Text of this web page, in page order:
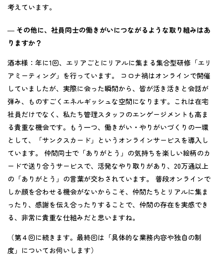
考えています。
― その他に、社員同士の働きがいにつながるような取り組みはあ
りますか？
酒本様： 年に1回、エリアごとにリアルに集まる集合型研修「エリ
アミーティング」を行っています。 コロナ禍はオンラインで開催
していましたが、実際に会った瞬間から、皆が活き活きと会話が
弾み、ものすごくエネルギッシュな空間になります。これは在宅
社員だけでなく、私たち管理スタッフのエンゲージメントも高ま
る貴重な機会です。もう一つ、働きがい・やりがいづくりの一環
として、「サンクスカード」というオンラインサービスを導入し
ています。 仲間同士で「ありがとう」の気持ちを楽しい絵柄のカ
ードで送り合うサービスで、活発なやり取りがあり、20万通以上
の「ありがとう」の言葉が交わされています。 普段オンラインで
しか顔を合わせる機会がないからこそ、仲間たちとリアルに集ま
ったり、感謝を伝え合ったりすることで、仲間の存在を実感でき
る、非常に貴重な仕組みだと思いますね。
（第４回に続きます。最終回は「具体的な業務内容や独自の制
度」についてお伺いします）